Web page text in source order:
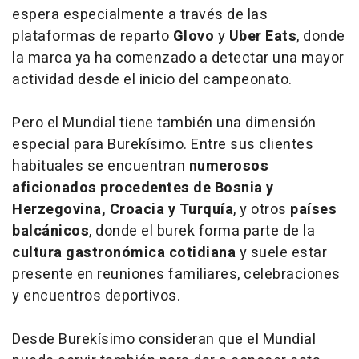
espera especialmente a través de las
plataformas de reparto Glovo y Uber Eats, donde
la marca ya ha comenzado a detectar una mayor
actividad desde el inicio del campeonato.
Pero el Mundial tiene también una dimensión
especial para Burekísimo. Entre sus clientes
habituales se encuentran numerosos
aficionados procedentes de Bosnia y
Herzegovina, Croacia y Turquía, y otros países
balcánicos, donde el burek forma parte de la
cultura gastronómica cotidianay suele estar
presente en reuniones familiares, celebraciones
y encuentros deportivos.
Desde Burekísimo consideran que el Mundial